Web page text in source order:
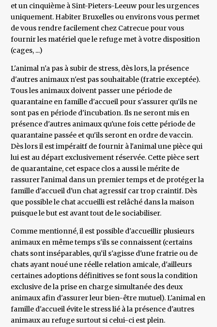
et un cinquième à Sint-Pieters-Leeuw pour les urgences
uniquement. Habiter Bruxelles ou environs vous permet
de vous rendre facilement chez Catrecue pour vous
fournir les matériel que le refuge met à votre disposition
(cages, ...)
L'animal n'a pas à subir de stress, dès lors, la présence
d'autres animaux n'est pas souhaitable (fratrie exceptée).
Tous les animaux doivent passer une période de
quarantaine en famille d'accueil pour s'assurer qu'ils ne
sont pas en période d'incubation. Ils ne seront mis en
présence d'autres animaux qu'une fois cette période de
quarantaine passée et qu'ils seront en ordre de vaccin.
Dès lors il est impéraitf de fournir à l'animal une pièce qui
lui est au départ exclusivement réservée. Cette pièce sert
de quarantaine, cet espace clos a aussi le mérite de
rassurer l'animal dans un premier temps et de protéger la
famille d'accueil d'un chat agressif car trop craintif. Dès
que possible le chat accueilli est relâché dans la maison
puisque le but est avant tout de le sociabiliser.
Comme mentionné, il est possible d'accueillir plusieurs
animaux en même temps s'ils se connaissent (certains
chats sont inséparables, qu'il s'agisse d'une fratrie ou de
chats ayant noué une réelle relation amicale, d'ailleurs
certaines adoptions définitives se font sous la condition
exclusive de la prise en charge simultanée des deux
animaux afin d'assurer leur bien-être mutuel). L'animal en
famille d'accueil évite le stress lié à la présence d'autres
animaux au refuge surtout si celui-ci est plein.